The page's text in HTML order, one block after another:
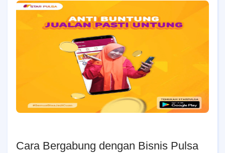
Cara Bergabung dengan Bisnis Pulsa